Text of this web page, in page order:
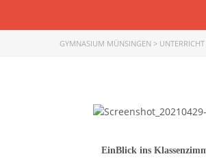
GYMNASIUM MÜNSINGEN > UNTERRICHT
EinBlick ins